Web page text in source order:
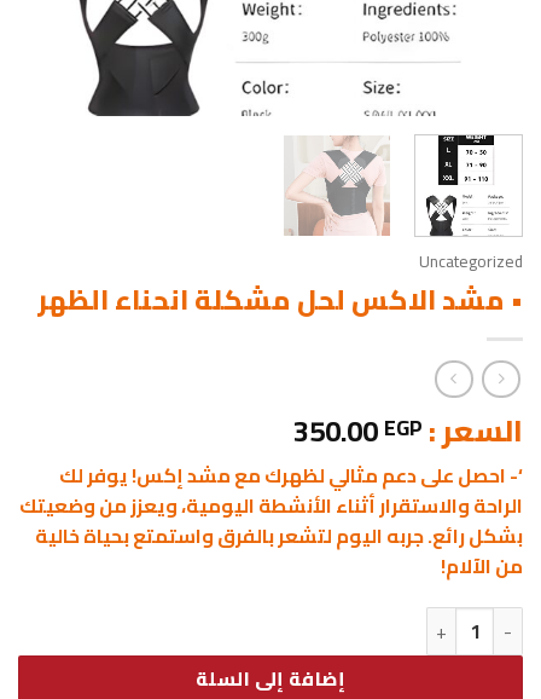
Uncategorized
• مشد الاكس لحل مشكلة انحناء الظهر
السعر : 350.00EGP
‘- احصل على دعم مثالي لظهرك مع مشد إكس! يوفر لك
الراحة والاستقرار أثناء الأنشطة اليومية، ويعزز من وضعيتك
بشكل رائع. جربه اليوم لتشعر بالفرق واستمتع بحياة خالية
من الآلام!
كمية • مشد الاكس لحل مشكلة انحناء الظهر
إضافة إلى السلة